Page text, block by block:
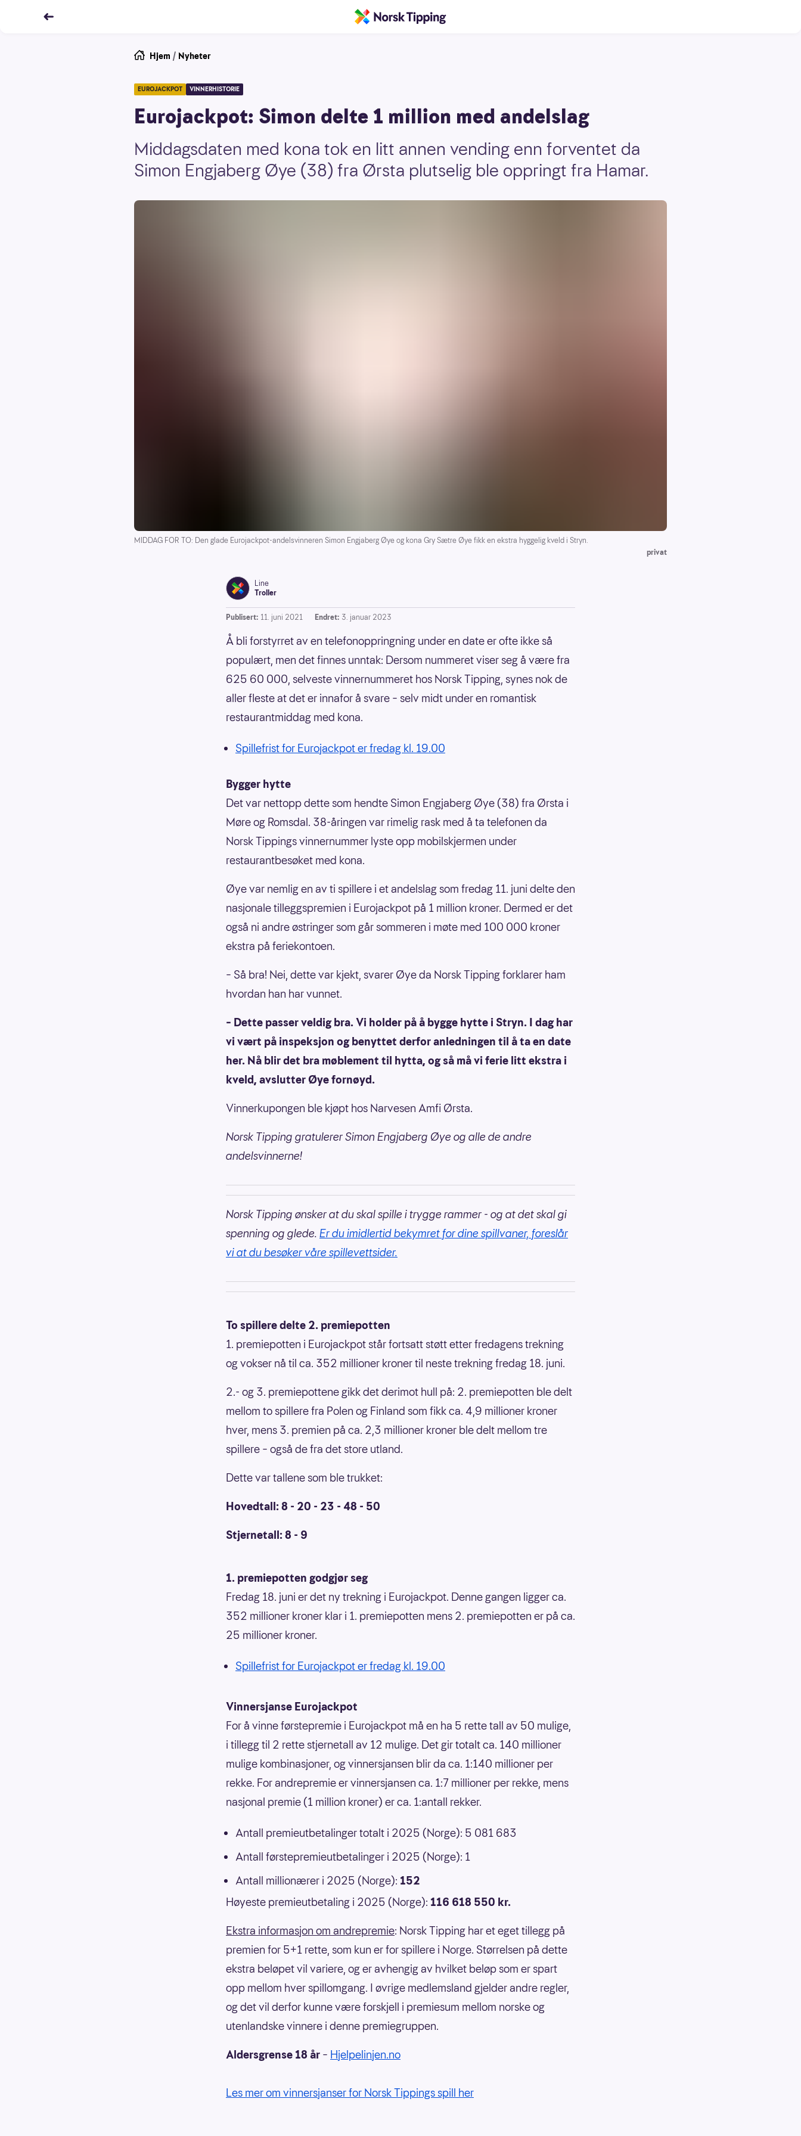
Hjem / Nyheter
EUROJACKPOT VINNERHISTORIE
Eurojackpot: Simon delte 1 million med andelslag
Middagsdaten med kona tok en litt annen vending enn forventet da
Simon Engjaberg Øye (38) fra Ørsta plutselig ble oppringt fra Hamar.
MIDDAG FOR TO: Den glade Eurojackpot-andelsvinneren Simon Engjaberg Øye og kona Gry Sætre Øye fikk en ekstra hyggelig kveld i Stryn.
privat
Line
Troller
Publisert: 11. juni 2021 Endret: 3. januar 2023
Å bli forstyrret av en telefonoppringning under en date er ofte ikke så
populært, men det finnes unntak: Dersom nummeret viser seg å være fra
625 60 000, selveste vinnernummeret hos Norsk Tipping, synes nok de
aller fleste at det er innafor å svare – selv midt under en romantisk
restaurantmiddag med kona.
Spillefrist for Eurojackpot er fredag kl. 19.00
Bygger hytte
Det var nettopp dette som hendte Simon Engjaberg Øye (38) fra Ørsta i
Møre og Romsdal. 38-åringen var rimelig rask med å ta telefonen da
Norsk Tippings vinnernummer lyste opp mobilskjermen under
restaurantbesøket med kona.
Øye var nemlig en av ti spillere i et andelslag som fredag 11. juni delte den
nasjonale tilleggspremien i Eurojackpot på 1 million kroner. Dermed er det
også ni andre østringer som går sommeren i møte med 100 000 kroner
ekstra på feriekontoen.
– Så bra! Nei, dette var kjekt, svarer Øye da Norsk Tipping forklarer ham
hvordan han har vunnet.
– Dette passer veldig bra. Vi holder på å bygge hytte i Stryn. I dag har
vi vært på inspeksjon og benyttet derfor anledningen til å ta en date
her. Nå blir det bra møblement til hytta, og så må vi ferie litt ekstra i
kveld, avslutter Øye fornøyd.
Vinnerkupongen ble kjøpt hos Narvesen Amfi Ørsta.
Norsk Tipping gratulerer Simon Engjaberg Øye og alle de andre
andelsvinnerne!
Norsk Tipping ønsker at du skal spille i trygge rammer - og at det skal gi
spenning og glede. Er du imidlertid bekymret for dine spillvaner, foreslår
vi at du besøker våre spillevettsider.
To spillere delte 2. premiepotten
1. premiepotten i Eurojackpot står fortsatt støtt etter fredagens trekning
og vokser nå til ca. 352 millioner kroner til neste trekning fredag 18. juni.
2.- og 3. premiepottene gikk det derimot hull på: 2. premiepotten ble delt
mellom to spillere fra Polen og Finland som fikk ca. 4,9 millioner kroner
hver, mens 3. premien på ca. 2,3 millioner kroner ble delt mellom tre
spillere – også de fra det store utland.
Dette var tallene som ble trukket:
Hovedtall: 8 - 20 - 23 - 48 - 50
Stjernetall: 8 - 9
1. premiepotten godgjør seg
Fredag 18. juni er det ny trekning i Eurojackpot. Denne gangen ligger ca.
352 millioner kroner klar i 1. premiepotten mens 2. premiepotten er på ca.
25 millioner kroner.
Spillefrist for Eurojackpot er fredag kl. 19.00
Vinnersjanse Eurojackpot
For å vinne førstepremie i Eurojackpot må en ha 5 rette tall av 50 mulige,
i tillegg til 2 rette stjernetall av 12 mulige. Det gir totalt ca. 140 millioner
mulige kombinasjoner, og vinnersjansen blir da ca. 1:140 millioner per
rekke. For andrepremie er vinnersjansen ca. 1:7 millioner per rekke, mens
nasjonal premie (1 million kroner) er ca. 1:antall rekker.
Antall premieutbetalinger totalt i 2025 (Norge): 5 081 683
Antall førstepremieutbetalinger i 2025 (Norge): 1
Antall millionærer i 2025 (Norge): 152
Høyeste premieutbetaling i 2025 (Norge): 116 618 550 kr.
Ekstra informasjon om andrepremie: Norsk Tipping har et eget tillegg på
premien for 5+1 rette, som kun er for spillere i Norge. Størrelsen på dette
ekstra beløpet vil variere, og er avhengig av hvilket beløp som er spart
opp mellom hver spillomgang. I øvrige medlemsland gjelder andre regler,
og det vil derfor kunne være forskjell i premiesum mellom norske og
utenlandske vinnere i denne premiegruppen.
Aldersgrense 18 år – Hjelpelinjen.no
Les mer om vinnersjanser for Norsk Tippings spill her